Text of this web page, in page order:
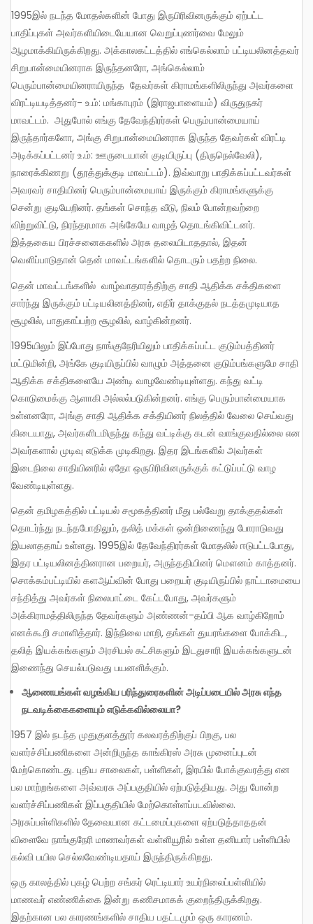
1995இல் நடந்த மோதல்களின் போது இருபிரிவினருக்கும் ஏற்பட்ட
பாதிப்புகள் அவர்களியிடையேயான வெறுப்புணர்வை மேலும்
ஆழமாக்கியிருக்கிறது. அக்காலகட்டத்தில் எங்கெல்லாம் பட்டியலினத்தவர்
சிறுபான்மையினராக இருந்தனரோ, அங்கெல்லாம்
பெரும்பான்மையினராயிருந்த தேவர்கள் கிராமங்களிலிருந்து அவர்களை
விரட்டியடித்தனர்- உ.ம்: மங்காபுரம் (இராஜபாளையம்) விருதுநகர்
மாவட்டம். அதுபோல் எங்கு தேவேந்திரர்கள் பெரும்பான்மையாய்
இருந்தார்களோ, அங்கு சிறுபான்மையினராக இருந்த தேவர்கள் விரட்டி
அடிக்கப்பட்டனர் உ.ம்: ஊருடையான் குடியிருப்பு (திருநெல்வேலி),
நாரைக்கிணறு (தூத்துக்குடி மாவட்டம்). இவ்வாறு பாதிக்கப்பட்டவர்கள்
அவரவர் சாதியினர் பெரும்பான்மையாய் இருக்கும் கிராமங்களுக்கு
சென்று குடியேறினர். தங்கள் சொந்த வீடு, நிலம் போன்றவற்றை
விற்றுவிட்டு, நிரந்தரமாக அங்கேயே வாழத் தொடங்கிவிட்டனர்.
இத்தகைய பிரச்சனைககளில் அரசு தலையிடாததால், இதன்
வெளிப்பாடுதான் தென் மாவட்டங்களில் தொடரும் பதற்ற நிலை.
தென் மாவட்டங்களில் வாழ்வாதாரத்திற்கு சாதி ஆதிக்க சக்திகளை
சார்ந்து இருக்கும் பட்டியலினத்தினர், எதிர் தாக்குதல் நடத்தமுடியாத
சூழலில், பாதுகாப்பற்ற சூழலில், வாழ்கின்றனர்.
1995யிலும் இப்போது நாங்குநேரியிலும் பாதிக்கப்பட்ட குடும்பத்தினர்
மட்டுமின்றி, அங்கே குடியிருப்பில் வாழும் அத்தனை குடும்பங்களுமே சாதி
ஆதிக்க சக்திகளையே அண்டி வாழவேண்டியுள்ளது. கந்து வட்டி
கொடுமைக்கு ஆளாகி அல்லல்படுகின்றனர். எங்கு பெரும்பான்மையாக
உள்ளனரோ, அங்கு சாதி ஆதிக்க சக்தியினர் நிலத்தில் வேலை செய்வது
கிடையாது, அவர்களிடமிருந்து கந்து வட்டிக்கு கடன் வாங்குவதில்லை என
அவர்களால் முடிவு எடுக்க முடிகிறது. இதர இடங்களில் அவர்கள்
இடைநிலை சாதியினரில் ஏதோ ஒருபிரிவினருக்குக் கட்டுப்பட்டு வாழ
வேண்டியுள்ளது.
தென் தமிழகத்தில் பட்டியல் சமூகத்தினர் மீது பல்வேறு தாக்குதல்கள்
தொடர்ந்து நடந்தபோதிலும், தலித் மக்கள் ஒன்றிணைந்து போராடுவது
இயலாததாய் உள்ளது. 1995இல் தேவேந்திரர்கள் மோதலில் ஈடுபட்டபோது,
இதர பட்டியலினத்தினரான பறையர், அருந்ததியினர் மௌனம் காத்தனர்.
சொக்கம்பட்டியில் களஆய்வின் போது பறையர் குடியிருப்பில் நாட்டாமையை
சந்தித்து அவர்கள் நிலைபாட்டை கேட்டபோது, அவர்களும்
அக்கிராமத்திலிருந்த தேவர்களும் அண்ணன்-தம்பி ஆக வாழ்கிறோம்
எனக்கூறி சமாளித்தார். இந்நிலை மாறி, தங்கள் துயரங்களை போக்கிட,
தலித் இயக்கங்களும் அரசியல் கட்சிகளும் இடதுசாரி இயக்கங்களுடன்
இணைந்து செயல்படுவது பயனளிக்கும்.
ஆணையங்கள்வழங்கியபரிந்துரைகளின்அடிப்படையில்அரசுஎந்த
நடவடிக்கைகளையும்எடுக்கவில்லையா?
1957 இல் நடந்த முதுகுளத்தூர் கலவரத்திற்குப் பிறகு, பல
வளர்ச்சிப்பணிகளை அன்றிருந்த காங்கிரஸ் அரசு முனைப்புடன்
மேற்கொண்டது. புதிய சாலைகள், பள்ளிகள், இரயில் போக்குவரத்து என
பல மாற்றங்களை அவ்வரசு அப்பகுதியில் ஏற்படுத்தியது. அது போன்ற
வளர்ச்சிப்பணிகள் இப்பகுதியில் மேற்கொள்ளப்படவில்லை.
அரசுப்பள்ளிகளில் தேவையான கட்டமைப்புகளை ஏற்படுத்தாததன்
விளைவே நாங்குநேரி மாணவர்கள் வள்ளியூரில் உள்ள தனியார் பள்ளியில்
கல்வி பயில செல்லவேண்டியதாய் இருந்திருக்கிறது.
ஒரு காலத்தில் புகழ் பெற்ற சங்கர் ரெட்டியார் உயர்நிலைப்பள்ளியில்
மாணவர் எண்ணிக்கை இன்று கணிசமாகக் குறைந்திருக்கிறது.
இதற்கான பல காரணங்களில் சாதிய பதட்டமும் ஒரு காரணம்.